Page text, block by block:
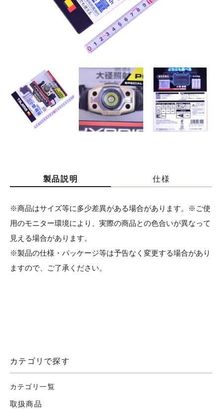
お問い合わせはこちら
製品説明 仕様
※商品はサイズ等に多少差異がある場合があります。※ご使
用のモニター環境により、実際の商品との色合いが異なって
見える場合があります。
※製品の仕様・パッケージ等は予告なく変更する場合があり
ますので、ご了承ください。
カテゴリで探す
カテゴリ一覧
取扱商品